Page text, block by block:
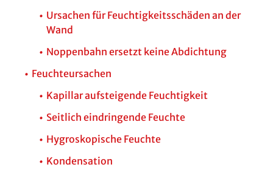
Ursachen für Feuchtigkeitsschäden an der
Wand
Noppenbahn ersetzt keine Abdichtung
Feuchteursachen
Kapillar aufsteigende Feuchtigkeit
Seitlich eindringende Feuchte
Hygroskopische Feuchte
Kondensation